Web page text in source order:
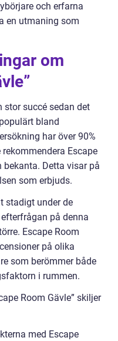
och erfarna
en utmaning som
om
stor succé sedan det
bland
har över 90%
Escape
bekanta. Detta visar på
som erbjuds.
stadigt under de
på denna
Escape Room
på olika
som berömmer både
i rummen.
Room Gävle” skiljer
med Escape